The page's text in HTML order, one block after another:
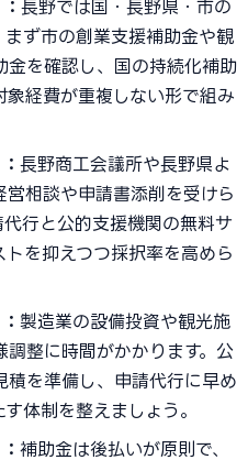
長野では国・長野県・市の
まず市の創業支援補助金や観
金を確認し、国の持続化補助
経費が重複しない形で組み
長野商工会議所や長野県よ
相談や申請書添削を受けら
行と公的支援機関の無料サ
を抑えつつ採択率を高めら
製造業の設備投資や観光施
整に時間がかかります。公
積を準備し、申請代行に早め
体制を整えましょう。
補助金は後払いが原則で、